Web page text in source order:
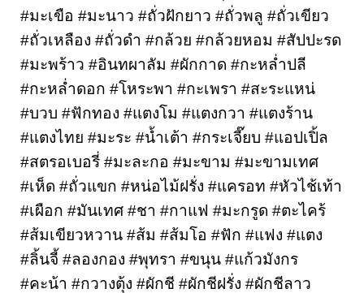
#มะเขือ #มะนาว #ถั่วฝักยาว #ถั่วพลู #ถั่วเขียว
#ถั่วเหลือง #ถั่วดำ #กล้วย #กล้วยหอม #สัปปะรด
#มะพร้าว #อินทผาลัม #ผักกาด #กะหล่ำปลี
#กะหล่ำดอก #โหระพา #กะเพรา #สะระแหน่
#บวบ #ฟักทอง #แตงโม #แตงกวา #แตงร้าน
#แตงไทย #มะระ #น้ำเต้า #กระเจี๊ยบ #แอปเปิ้ล
#สตรอเบอรี่ #มะละกอ #มะขาม #มะขามเทศ
#เห็ด #ถั่วแขก #หน่อไม้ฝรั่ง #แครอท #หัวไช้เท้า
#เผือก #มันเทศ #ชา #กาแฟ #มะกรูด #ตะไคร้
#ส้มเขียวหวาน #ส้ม #ส้มโอ #ฟัก #แฟง #แตง
#ลิ้นจี้ #ลองกอง #พุทรา #ขนุน #แก้วมังกร
#คะน้า #กวางตุ้ง #ผักชี #ผักชีฝรั่ง #ผักชีลาว